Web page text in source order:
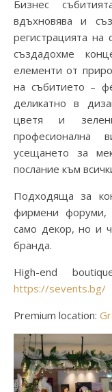
Бизнес събитията заслужават атмосфера, която
вдъхновява и
регистрацията на
създадохме
елементи от
на събитието –
деликатно в
цветя и
професионална
усещането за
послание към
Подходяща за
фирмени форуми,
само декор, но и
бранда.
High-end
https://sevents.bg/
Premium location: